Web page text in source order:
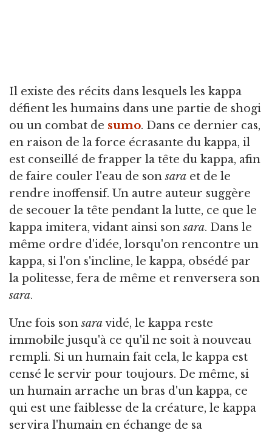
Il existe des récits dans lesquels les kappa
défient les humains dans une partie de shogi
ou un combat de sumo. Dans ce dernier cas,
en raison de la force écrasante du kappa, il
est conseillé de frapper la tête du kappa, afin
de faire couler l'eau de sonsara et de le
rendre inoffensif. Un autre auteur suggère
de secouer la tête pendant la lutte, ce que le
kappa imitera, vidant ainsi sonsara. Dans le
même ordre d'idée, lorsqu'on rencontre un
kappa, si l'on s'incline, le kappa, obsédé par
la politesse, fera de même et renversera son
sara.
Une fois sonsaravidé, le kappa reste
immobile jusqu'à ce qu'il ne soit à nouveau
rempli. Si un humain fait cela, le kappa est
censé le servir pour toujours. De même, si
un humain arrache un bras d'un kappa, ce
qui est une faiblesse de la créature, le kappa
servira l'humain en échange de sa